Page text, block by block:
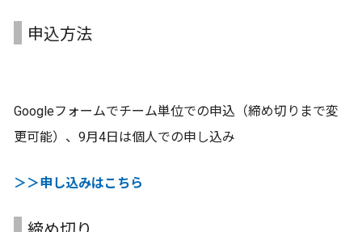
申込方法
Googleフォームでチーム単位での申込（締め切りまで変
更可能）、9月4日は個人での申し込み
＞＞申し込みはこちら